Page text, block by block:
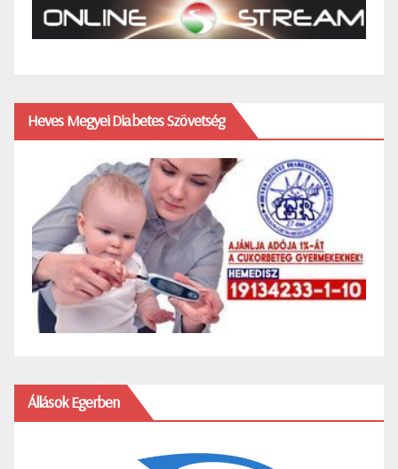
Heves Megyei Diabetes Szövetség
Állások Egerben